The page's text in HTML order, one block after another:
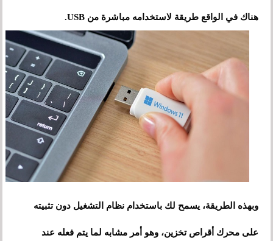
هناك في الواقع طريقة لاستخدامه مباشرة من USB.
وبهذه الطريقة، يسمح لك باستخدام نظام التشغيل دون تثبيته
على محرك أقراص تخزين، وهو أمر مشابه لما يتم فعله عند